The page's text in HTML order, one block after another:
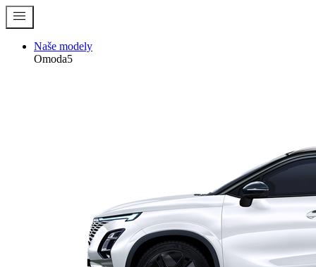
menu
Naše modely
Omoda5